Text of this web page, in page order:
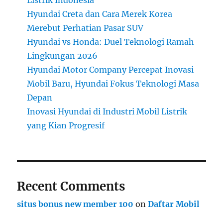
Hyundai Creta dan Cara Merek Korea
Merebut Perhatian Pasar SUV
Hyundai vs Honda: Duel Teknologi Ramah
Lingkungan 2026
Hyundai Motor Company Percepat Inovasi
Mobil Baru, Hyundai Fokus Teknologi Masa
Depan
Inovasi Hyundai di Industri Mobil Listrik
yang Kian Progresif
Recent Comments
situs bonus new member 100 onDaftar Mobil